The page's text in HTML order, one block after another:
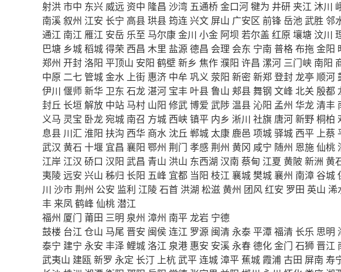
射洪市中 东兴 威远 资中 隆昌 沙湾 五通桥金口河犍为 井研 夹江 沐川
南溪叙州 江安 长宁 高县珙县筠连兴文 屏山 广安区 前锋岳池武胜 邻
通江 南江 雁江 安岳 乐至 马尔康金川 小金 阿坝 若尔盖 红原 壤塘 汶川
巴塘 乡城稻城得荣 西昌 木里 盐源德昌 会理 会东 宁南 普格布拖金阳
郑州 开封洛阳 平顶山 安阳 鹤壁新乡 焦作濮阳 许昌 漯河 三门峡 南阳
中原 二七 管城金水 上街 惠济 中牟巩义 荥阳 新密 新郑登封龙亭 顺河
伊川 偃师新华 卫东 石龙湛河 宝丰 叶县鲁山 郏县舞钢 文峰 北关 殷都
封丘 长垣解放 中站 马村 山阳 修武博爱 武陟 温县沁阳 孟州 华龙清丰
义马 灵宝 卧龙宛城 南召 方城 西峡镇平 内乡 淅川 社旗 唐河新野桐柏
息县 川汇 淮阳 扶沟 西华 商水 沈丘 郸城 太康 鹿邑 项城驿城 西平 上蔡
武汉 黄石 十堰 宜昌 襄阳 鄂州 荆门 孝感荆州 黄冈 咸宁 随州 恩施仙桃
江岸 江汉 硚口 汉阳 武昌 青山 洪山 东西湖 汉南 蔡甸 江夏 黄陂 新洲 黄
夷陵远安 兴山 秭归 长阳 五峰 宜都 当阳 枝江 襄城樊城襄州 南漳谷城
川 沙市荆州 公安 监利 江陵石首 洪湖 松滋黄州 团风红安 罗田 英山 浠
丰 来凤鹤峰 仙桃潜江
福州 厦门 莆田 三明 泉州 漳州 南平龙岩 宁德
鼓楼 台江 仓山 马尾 晋安 闽侯连江 罗源 闽清 永泰平潭福清 长乐 思明
泰宁 建宁 永安 丰泽鲤城洛江 泉港 惠安 安溪 永春德化金门 石狮 晋江
武夷山 建瓯新罗 永定 长汀 上杭武平连城 漳平 蕉城 霞浦古田 屏南 寿